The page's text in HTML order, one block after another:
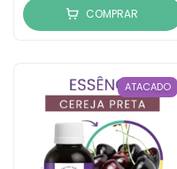
COMPRAR
ATACADO